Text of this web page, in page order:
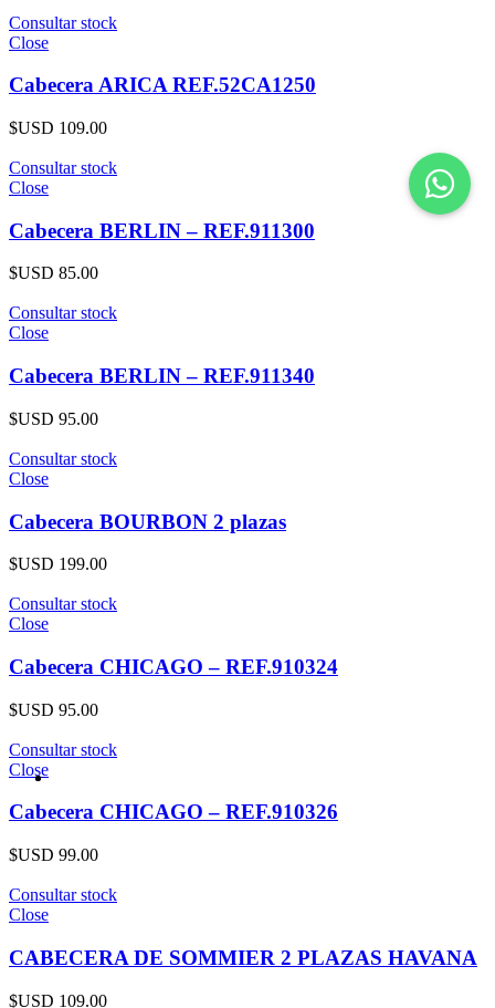
Consultar stock
Close
Cabecera ARICA REF.52CA1250
$USD 109.00
Consultar stock
Close
Cabecera BERLIN – REF.911300
$USD 85.00
Consultar stock
Close
Cabecera BERLIN – REF.911340
$USD 95.00
Consultar stock
Close
Cabecera BOURBON 2 plazas
$USD 199.00
Consultar stock
Close
Cabecera CHICAGO – REF.910324
$USD 95.00
Consultar stock
Close
Cabecera CHICAGO – REF.910326
$USD 99.00
Consultar stock
Close
CABECERA DE SOMMIER 2 PLAZAS HAVANA
$USD 109.00